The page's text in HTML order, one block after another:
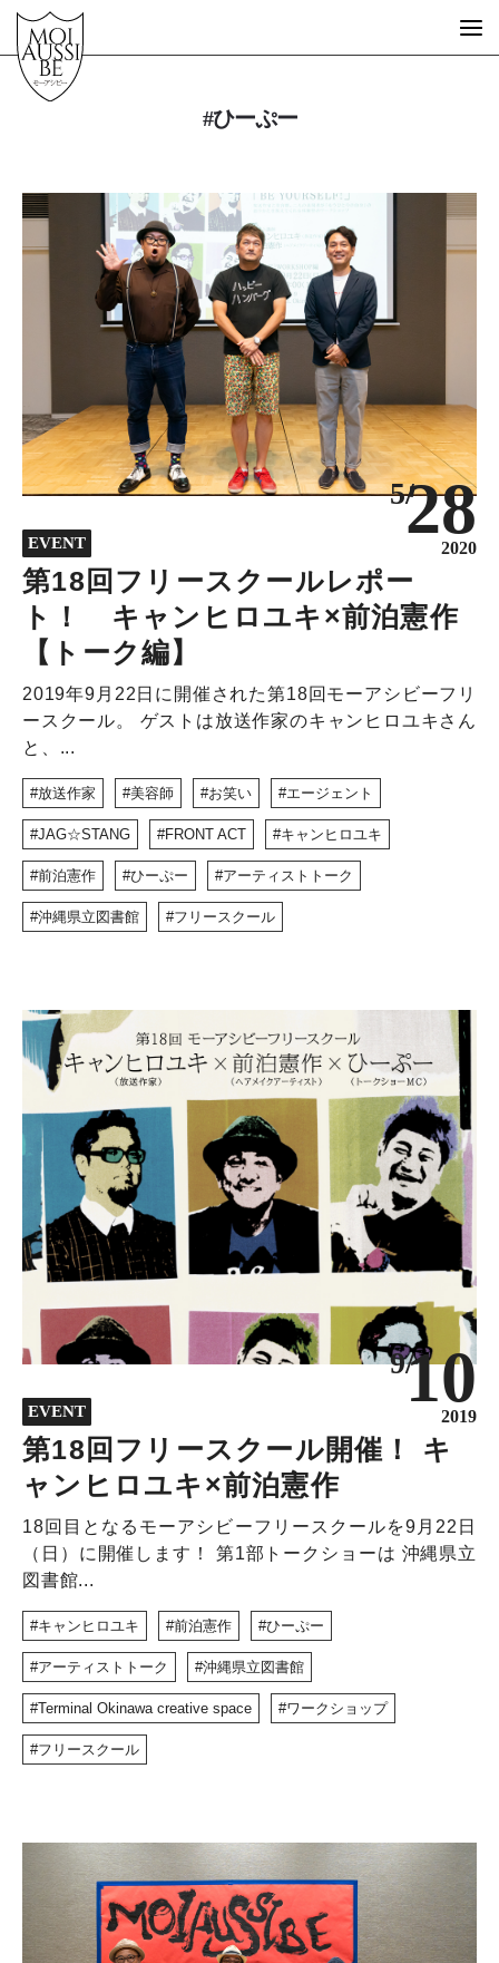
GUEST ARTIST
FREE SCHOOL
STORE
EVENT
DESIGN
DISCOVERY
COLUMN
320
#ひーぷー
EVENT
5/28
2020
第18回フリースクールレポー
ト！ キャンヒロユキ×前泊憲作
【トーク編】
2019年9月22日に開催された第18回モーアシビーフリ
ースクール。 ゲストは放送作家のキャンヒロユキさん
と、...
放送作家 美容師 お笑い エージェント
JAG☆STANG FRONT ACT キャンヒロユキ
前泊憲作 ひーぷー アーティストトーク
沖縄県立図書館 フリースクール
EVENT
9/10
2019
第18回フリースクール開催！ キ
ャンヒロユキ×前泊憲作
18回目となるモーアシビーフリースクールを9月22日
（日）に開催します！ 第1部トークショーは 沖縄県立
図書館...
キャンヒロユキ 前泊憲作 ひーぷー
アーティストトーク 沖縄県立図書館
Terminal Okinawa creative space ワークショップ
フリースクール